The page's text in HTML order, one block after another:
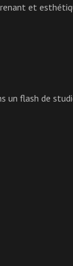
et
un flash de